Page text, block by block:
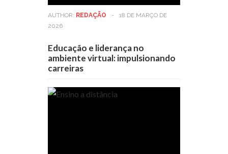
AUTHOR: REDAÇÃO -
18 DE MARÇO DE
2026
Educação e liderança no
ambiente virtual: impulsionando
carreiras